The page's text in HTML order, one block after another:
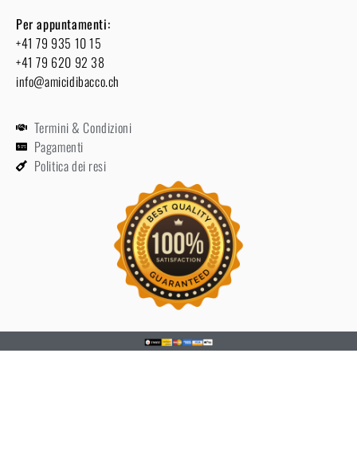
Per appuntamenti:
+41 79 935 10 15
+41 79 620 92 38
info@amicidibacco.ch
Termini & Condizioni
Pagamenti
Politica dei resi